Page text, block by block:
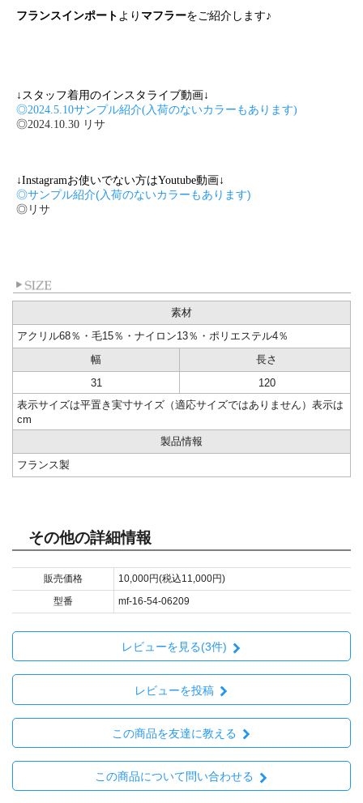
フランスインポート より マフラーをご紹介します♪
↓スタッフ着用のインスタライブ動画↓
◎2024.5.10サンプル紹介(入荷のないカラーもあります)
◎2024.10.30 リサ
↓Instagramお使いでない方はYoutube動画↓
◎サンプル紹介(入荷のないカラーもあります)
◎リサ
素材
アクリル68％・毛15％・ナイロン13％・ポリエステル4％
幅
長さ
31
120
表示サイズは平置き実寸サイズ（適応サイズではありません）表示は
cm
製品情報
フランス製
その他の詳細情報
販売価格
10,000円(税込11,000円)
型番
mf-16-54-06209
レビューを見る(3件)
レビューを投稿
この商品を友達に教える
この商品について問い合わせる